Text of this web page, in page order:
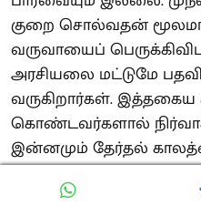
குறை சொல்வதன்
வருவாயைப் பெருக்கிவிட
அரசியலை மட்டுமே
வருகிறார்கள்.
கொண்டவர்களால்
இன்னமும் தேர்தல்
இருக்கிறார் முதலமைச்சர்.